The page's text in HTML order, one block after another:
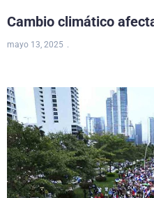
Cambio climático
mayo 13, 2025